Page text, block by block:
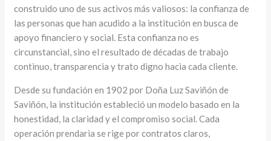
construido uno de sus activos más valiosos: la confianza de
las personas que han acudido a la institución en busca de
apoyo financiero y social. Esta confianza no es
circunstancial, sino el resultado de décadas de trabajo
continuo, transparencia y trato digno hacia cada cliente.
Desde su fundación en 1902 por Doña Luz Saviñón de
Saviñón, la institución estableció un modelo basado en la
honestidad, la claridad y el compromiso social. Cada
operación prendaria se rige por contratos claros,